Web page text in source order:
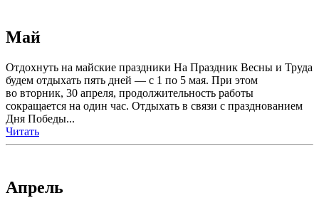
Май
Отдохнуть на майские праздники На Праздник Весны и Труда
будем отдыхать пять дней — с 1 по 5 мая. При этом
во вторник, 30 апреля, продолжительность работы
сокращается на один час. Отдыхать в связи с празднованием
Дня Победы...
Читать
Апрель